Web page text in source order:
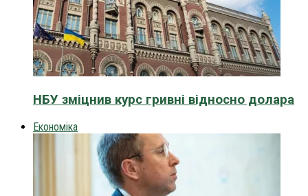
НБУ зміцнив курс гривні відносно долара
Економіка